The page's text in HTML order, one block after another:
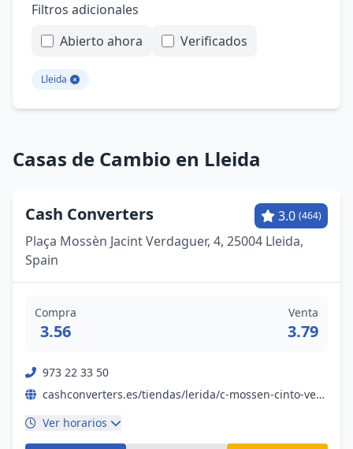
Filtros adicionales
Abierto ahora
Verificados
Lleida
Casas de Cambio en Lleida
Cash Converters 3.0 (464)
Plaça Mossèn Jacint Verdaguer, 4, 25004 Lleida,
Spain
Compra
3.56
Venta
3.79
973 22 33 50
cashconverters.es/tiendas/lerida/c-mossen-cinto-verdaguer/
Ver horarios